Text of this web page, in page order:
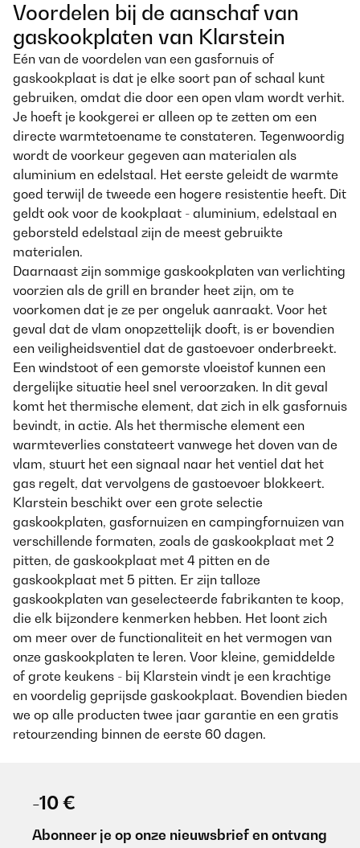
Voordelen bij de aanschaf van
gaskookplaten van Klarstein
Eén van de voordelen van een gasfornuis of
gaskookplaat is dat je elke soort pan of schaal kunt
gebruiken, omdat die door een open vlam wordt verhit.
Je hoeft je kookgerei er alleen op te zetten om een
directe warmtetoename te constateren. Tegenwoordig
wordt de voorkeur gegeven aan materialen als
aluminium en edelstaal. Het eerste geleidt de warmte
goed terwijl de tweede een hogere resistentie heeft. Dit
geldt ook voor de kookplaat - aluminium, edelstaal en
geborsteld edelstaal zijn de meest gebruikte
materialen.
Daarnaast zijn sommige gaskookplaten van verlichting
voorzien als de grill en brander heet zijn, om te
voorkomen dat je ze per ongeluk aanraakt. Voor het
geval dat de vlam onopzettelijk dooft, is er bovendien
een veiligheidsventiel dat de gastoevoer onderbreekt.
Een windstoot of een gemorste vloeistof kunnen een
dergelijke situatie heel snel veroorzaken. In dit geval
komt het thermische element, dat zich in elk gasfornuis
bevindt, in actie. Als het thermische element een
warmteverlies constateert vanwege het doven van de
vlam, stuurt het een signaal naar het ventiel dat het
gas regelt, dat vervolgens de gastoevoer blokkeert.
Klarstein beschikt over een grote selectie
gaskookplaten, gasfornuizen en campingfornuizen van
verschillende formaten, zoals de gaskookplaat met 2
pitten, de gaskookplaat met 4 pitten en de
gaskookplaat met 5 pitten. Er zijn talloze
gaskookplaten van geselecteerde fabrikanten te koop,
die elk bijzondere kenmerken hebben. Het loont zich
om meer over de functionaliteit en het vermogen van
onze gaskookplaten te leren. Voor kleine, gemiddelde
of grote keukens - bij Klarstein vindt je een krachtige
en voordelig geprijsde gaskookplaat. Bovendien bieden
we op alle producten twee jaar garantie en een gratis
retourzending binnen de eerste 60 dagen.
-10 €
Abonneer je op onze nieuwsbrief en ontvang